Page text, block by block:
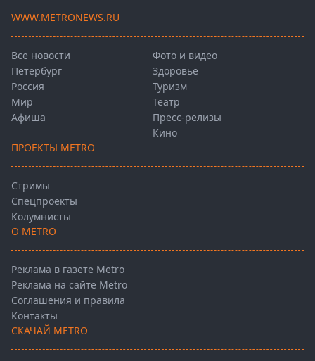
WWW.METRONEWS.RU
Все новости
Петербург
Россия
Мир
Афиша
Фото и видео
Здоровье
Туризм
Театр
Пресс-релизы
Кино
ПРОЕКТЫ METRO
Стримы
Спецпроекты
Колумнисты
О METRO
Реклама в газете Metro
Реклама на сайте Metro
Соглашения и правила
Контакты
СКАЧАЙ METRO